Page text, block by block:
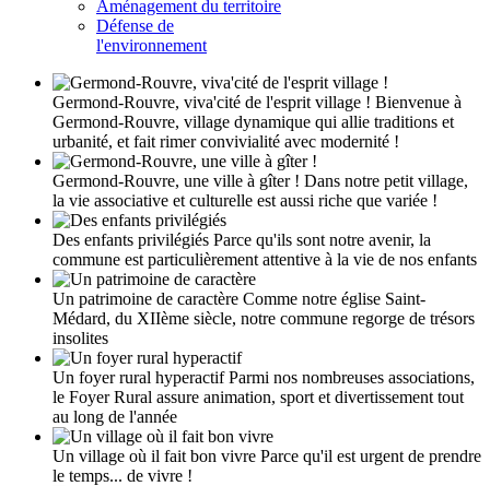
Aménagement du territoire
Défense de
l'environnement
Germond-Rouvre, viva'cité de l'esprit village ! Bienvenue à
Germond-Rouvre, village dynamique qui allie traditions et
urbanité, et fait rimer convivialité avec modernité !
Germond-Rouvre, une ville à gîter ! Dans notre petit village,
la vie associative et culturelle est aussi riche que variée !
Des enfants privilégiés Parce qu'ils sont notre avenir, la
commune est particulièrement attentive à la vie de nos enfants
Un patrimoine de caractère Comme notre église Saint-
Médard, du XIIème siècle, notre commune regorge de trésors
insolites
Un foyer rural hyperactif Parmi nos nombreuses associations,
le Foyer Rural assure animation, sport et divertissement tout
au long de l'année
Un village où il fait bon vivre Parce qu'il est urgent de prendre
le temps... de vivre !